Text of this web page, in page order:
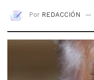
Por REDACCIÓN